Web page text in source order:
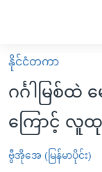
လွယ်ကူ
စေ
သည့်
Link
များ
မူလစာမျက်နှာ
မြန်မာ
ကမ္ဘာ့သတင်းများ
နိုင်ငံတကာ
ဗွီဒီယို
နိုင်ငံတကာ
ဂင်္ဂါမြစ်ထဲ
ကြောင့် လူထု
ဗွီအိုအေ (မြန်မာပိုင်း)